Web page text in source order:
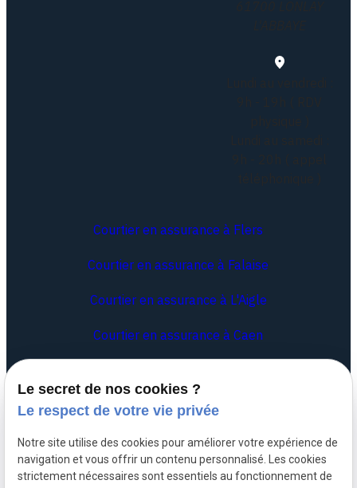
Courtier en assurance à Flers
Courtier en assurance à Falaise
Courtier en assurance à L'Aigle
Courtier en assurance à Caen
site
légales
Siret :
Le secret de nos cookies ?
Le respect de votre vie privée
Notre site utilise des cookies pour améliorer votre expérience de
navigation et vous offrir un contenu personnalisé. Les cookies
strictement nécessaires sont essentiels au fonctionnement de